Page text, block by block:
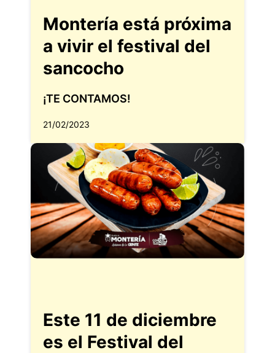
Montería está próxima
a vivir el festival del
sancocho
¡TE CONTAMOS!
21/02/2023
Este 11 de diciembre
es el Festival del